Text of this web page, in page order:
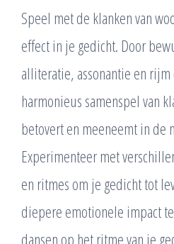
Speel met de klanken van
effect in je gedicht. Door
alliteratie, assonantie en
harmonieus samenspel van
betovert en meeneemt in de
Experimenteer met
en ritmes om je gedicht tot
diepere emotionele impact
dansen op het ritme van je